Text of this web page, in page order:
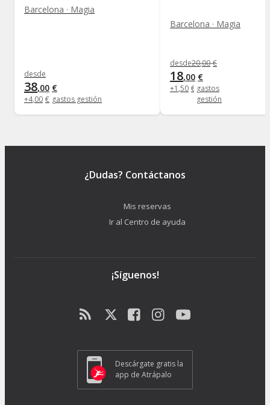
Barcelona · Magia
desde
38,00 €
+4,00 € gastos gestión
Barcelona · Magia
desde20,00 €
18,00 €
+1 ,50 € gastos
gestión
¿Dudas? Contáctanos
Mis reservas
Ir al Centro de ayuda
¡Síguenos!
Descárgate gratis la
app de Atrápalo